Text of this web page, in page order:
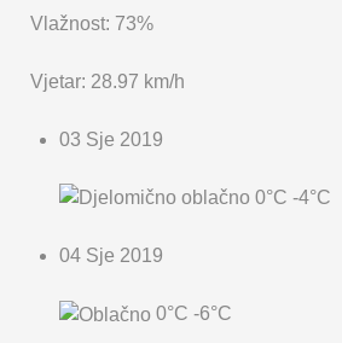
Vlažnost: 73%
Vjetar: 28.97 km/h
03 Sje 2019
0°C -4°C
04 Sje 2019
0°C -6°C